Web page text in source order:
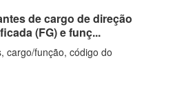
de cargo de direção
(FG) e funç...
cargo/função, código do